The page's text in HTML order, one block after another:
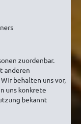
zuordenbar.
anderen
behalten uns vor,
uns konkrete
bekannt